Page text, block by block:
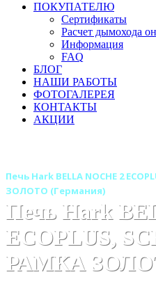
ПОКУПАТЕЛЮ
Сертификаты
Расчет дымохода
Информация
FAQ
БЛОГ
НАШИ РАБОТЫ
ФОТОГАЛЕРЕЯ
КОНТАКТЫ
АКЦИИ
Печь Hark BELLA NOCHE 2
ЗОЛОТО (Германия)
Печь Hark
ECOPLUS,
РАМКА